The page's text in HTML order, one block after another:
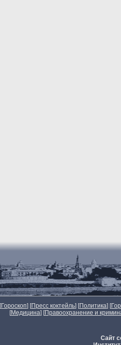
[Гороскоп] [Пресс коктейль] [Политика] [
[Медицина] [Правоохранение и
Сайт